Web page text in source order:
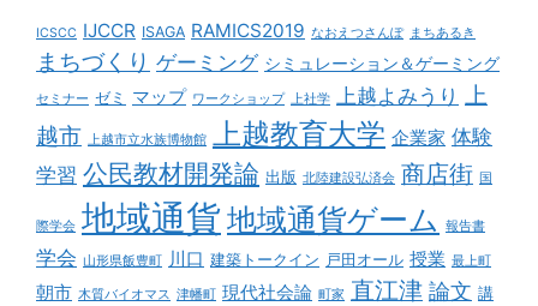
ICSCC IJCCR ISAGA RAMICS2019 なおえつさんぽ まちあるき
まちづくり ゲーミング シミュレーション＆ゲーミング
セミナー ゼミ マップ ワークショップ 上社学 上越よみうり 上
越市 上越市立水族博物館 上越教育大学 企業家 体験
学習 公民教材開発論 出版 北陸建設弘済会 商店街 国
際学会 地域通貨地域通貨ゲーム 報告書
学会 山形県飯豊町 川口 建築トークイン 戸田オール 授業 最上町
朝市 木質バイオマス 津幡町 現代社会論 町家 直江津 論文 講